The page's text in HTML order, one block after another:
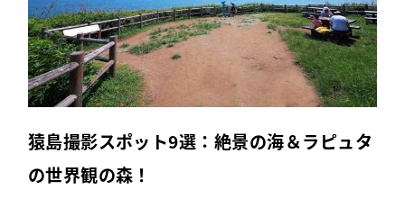
猿島撮影スポット9選：絶景の海＆ラピュタ
の世界観の森！